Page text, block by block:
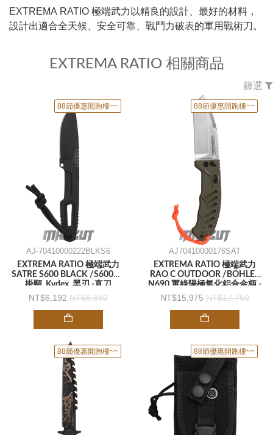
EXTREMA RATIO 極端武力以精良的設計、最好的材料，
設計出適合全天候、安全可靠、戰鬥力破表的軍用戰術刀。
EXTREMA RATIO 相關商品
篩選
88節優惠開跑樓~~
AJ-70410000222BLKS6
EXTREMA RATIO 極端武力
SATRE S600 BLACK /S600鋼 .
掛頸 .Kydex .黑刃 -直刀
6,192 6,880
88節優惠開跑樓~~
AJ70410000176SAT
EXTREMA RATIO 極端武力
RAO C OUTDOOR /BÖHLER
N690 軍綠陽極氧化鋁合金柄 -
折刀
15,975 17,750
88節優惠開跑樓~~ 88節優惠開跑樓~~